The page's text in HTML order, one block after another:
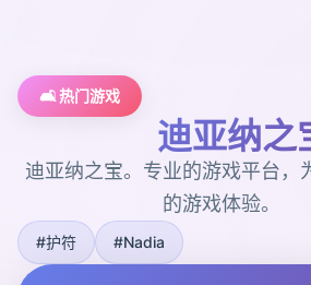
🛋️ 热门游戏
迪亚纳之
迪亚纳之宝。专业的游戏平台，
的游戏体验。
#护符 #Nadia